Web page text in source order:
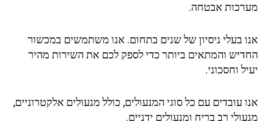
מערכות אבטחה.
אנו בעלי ניסיון של שנים בתחום. אנו משתמשים במכשור
החדיש והמתאים ביותר כדי לספק לכם את השירות מהיר
יעיל וחסכוני.
אנו עובדים עם כל סוגי המנעולים, כולל מנעולים אלקטרוניים,
מנעולי רב בריח ומנעולים ידניים.